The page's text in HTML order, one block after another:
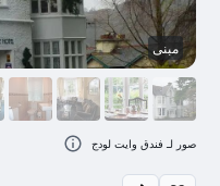
مبنى
صور لـ فندق وايت لودج